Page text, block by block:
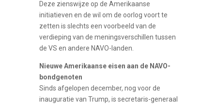
Deze zienswijze op de Amerikaanse
initiatieven en de wil om de oorlog voort te
zetten is slechts een voorbeeld van de
verdieping van de meningsverschillen tussen
de VS en andere NAVO-landen.
Nieuwe Amerikaanse eisen aan de NAVO-
bondgenoten
Sinds afgelopen december, nog voor de
inauguratie van Trump, is secretaris-generaal